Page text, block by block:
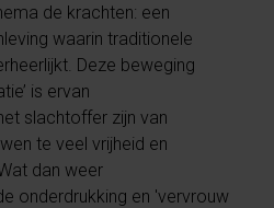
de krachten: een
waarin traditionele
Deze beweging
is ervan
slachtoffer zijn van
te veel vrijheid en
dan weer
onderdrukking en 'vervrouw